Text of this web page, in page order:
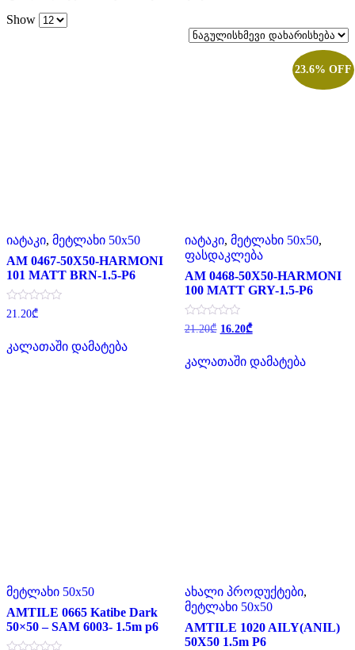
Show
იატაკი, მეტლახი 50x50
AM 0467-50X50-HARMONI
101 MATT BRN-1.5-P6
შეფასება
0
5-
დან
21.20₾
კალათაში დამატება
23.6% OFF
იატაკი, მეტლახი 50x50,
ფასდაკლება
AM 0468-50X50-HARMONI
100 MATT GRY-1.5-P6
შეფასება
0
5-
დან
21.20₾ Original
21.20₾.
16.20₾Current
16.20₾.
კალათაში დამატება
მეტლახი 50x50
AMTILE 0665 Katibe Dark
50×50 – SAM 6003- 1.5m p6
ახალი პროდუქტები,
მეტლახი 50x50
AMTILE 1020 AILY(ANIL)
50X50 1.5m P6